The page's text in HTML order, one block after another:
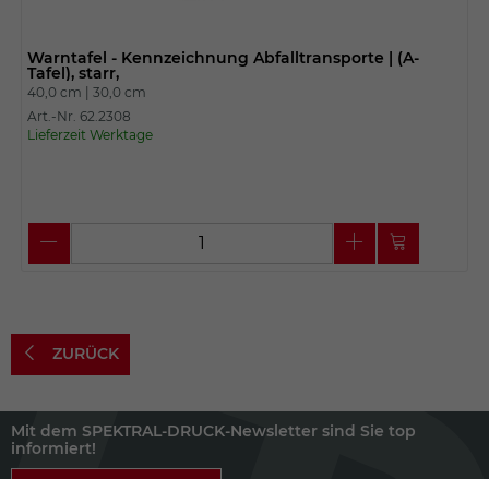
Warntafel - Kennzeichnung Abfalltransporte | (A-
Tafel), starr,
40,0 cm | 30,0 cm
Art.-Nr. 62.2308
Lieferzeit Werktage
ZURÜCK
Mit dem SPEKTRAL-DRUCK-Newsletter sind Sie top
informiert!